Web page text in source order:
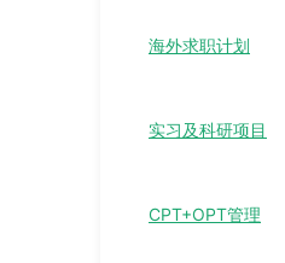
海外求职计划
实习及科研项目
CPT+OPT管理